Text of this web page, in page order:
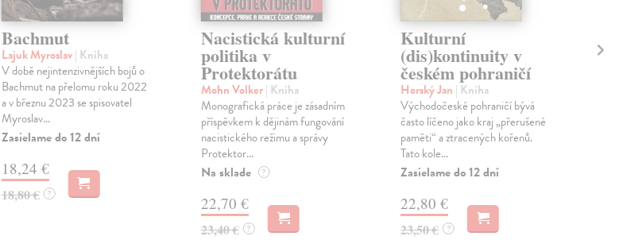
Bachmut
Lajuk Myroslav| Kniha
V době nejintenzivnějších bojů o
Bachmut na přelomu roku 2022
a v březnu 2023 se spisovatel
Myroslav...
Zasielame do 12 dní
18,24 €
18,80 € ?
Nacistická kulturní
politika v
Protektorátu
Mohn Volker| Kniha
Monografická práce je zásadním
příspěvkem k dějinám fungování
nacistického režimu a správy
Protektor...
Na sklade ?
22,70 €
23,40 € ?
Kulturní
(dis)kontinuity v
českém pohraničí
Horský Jan | Kniha
Východočeské pohraničí bývá
často líčeno jako kraj „přerušené
paměti“ a ztracených kořenů.
Tato kole...
Zasielame do 12 dní
22,80 €
23,50 € ?